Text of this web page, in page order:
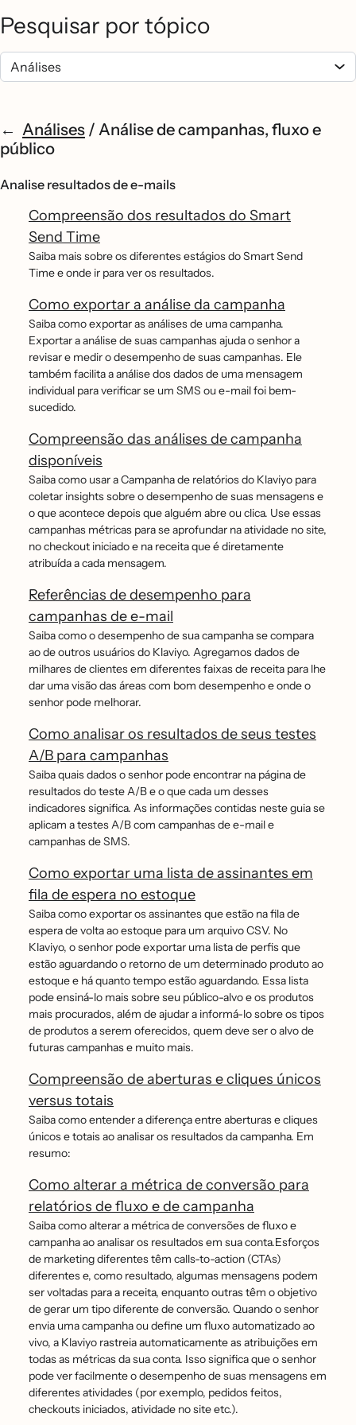
Pesquisar por tópico
Análises / Análise de campanhas, fluxo e
público
Analise resultados de e-mails
Compreensão dos resultados do Smart
Send Time
Saiba mais sobre os diferentes estágios do Smart Send
Time e onde ir para ver os resultados.
Como exportar a análise da campanha
Saiba como exportar as análises de uma campanha.
Exportar a análise de suas campanhas ajuda o senhor a
revisar e medir o desempenho de suas campanhas. Ele
também facilita a análise dos dados de uma mensagem
individual para verificar se um SMS ou e-mail foi bem-
sucedido.
Compreensão das análises de campanha
disponíveis
Saiba como usar a Campanha de relatórios do Klaviyo para
coletar insights sobre o desempenho de suas mensagens e
o que acontece depois que alguém abre ou clica. Use essas
campanhas métricas para se aprofundar na atividade no site,
no checkout iniciado e na receita que é diretamente
atribuída a cada mensagem.
Referências de desempenho para
campanhas de e-mail
Saiba como o desempenho de sua campanha se compara
ao de outros usuários do Klaviyo. Agregamos dados de
milhares de clientes em diferentes faixas de receita para lhe
dar uma visão das áreas com bom desempenho e onde o
senhor pode melhorar.
Como analisar os resultados de seus testes
A/B para campanhas
Saiba quais dados o senhor pode encontrar na página de
resultados do teste A/B e o que cada um desses
indicadores significa. As informações contidas neste guia se
aplicam a testes A/B com campanhas de e-mail e
campanhas de SMS.
Como exportar uma lista de assinantes em
fila de espera no estoque
Saiba como exportar os assinantes que estão na fila de
espera de volta ao estoque para um arquivo CSV. No
Klaviyo, o senhor pode exportar uma lista de perfis que
estão aguardando o retorno de um determinado produto ao
estoque e há quanto tempo estão aguardando. Essa lista
pode ensiná-lo mais sobre seu público-alvo e os produtos
mais procurados, além de ajudar a informá-lo sobre os tipos
de produtos a serem oferecidos, quem deve ser o alvo de
futuras campanhas e muito mais.
Compreensão de aberturas e cliques únicos
versus totais
Saiba como entender a diferença entre aberturas e cliques
únicos e totais ao analisar os resultados da campanha. Em
resumo:
Como alterar a métrica de conversão para
relatórios de fluxo e de campanha
Saiba como alterar a métrica de conversões de fluxo e
campanha ao analisar os resultados em sua conta.Esforços
de marketing diferentes têm calls-to-action (CTAs)
diferentes e, como resultado, algumas mensagens podem
ser voltadas para a receita, enquanto outras têm o objetivo
de gerar um tipo diferente de conversão. Quando o senhor
envia uma campanha ou define um fluxo automatizado ao
vivo, a Klaviyo rastreia automaticamente as atribuições em
todas as métricas da sua conta. Isso significa que o senhor
pode ver facilmente o desempenho de suas mensagens em
diferentes atividades (por exemplo, pedidos feitos,
checkouts iniciados, atividade no site etc.).